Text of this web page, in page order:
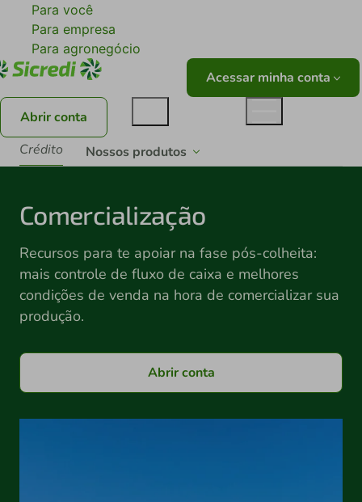
Para você
Para empresa
Para agronegócio
Acessar minha conta
Abrir conta
Crédito
Nossos produtos
Comercialização
Recursos para te apoiar na fase pós-colheita:
mais controle de fluxo de caixa e melhores
condições de venda na hora de comercializar sua
produção.
Abrir conta